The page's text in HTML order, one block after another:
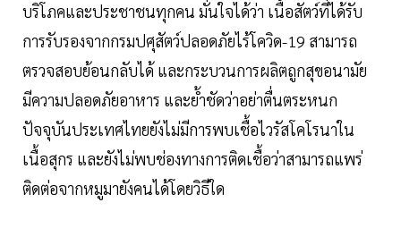
บริโภคและประชาชนทุกคน มั่นใจได้ว่า เนื้อสัตว์ที่ได้รับ
การรับรองจากกรมปศุสัตว์ปลอดภัยไร้โควิด-19 สามารถ
ตรวจสอบย้อนกลับได้ และกระบวนการผลิตถูกสุขอนามัย
มีความปลอดภัยอาหาร และย้ำชัดว่าอย่าตื่นตระหนก
ปัจจุบันประเทศไทยยังไม่มีการพบเชื้อไวรัสโคโรนาใน
เนื้อสุกร และยังไม่พบช่องทางการติดเชื้อว่าสามารถแพร่
ติดต่อจากหมูมายังคนได้โดยวิธีใด